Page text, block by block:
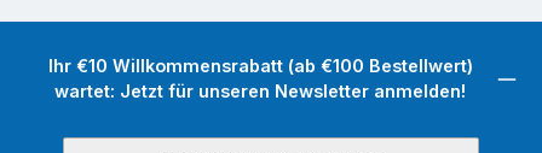
Ihr €10 Willkommensrabatt (ab €100 Bestellwert)
wartet: Jetzt für unseren Newsletter anmelden!